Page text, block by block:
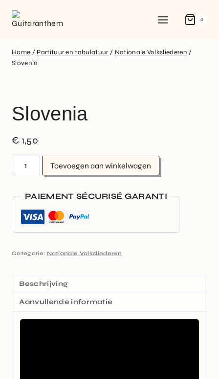
0
Home / Partituur en tabulatuur / Nationale Volksliederen /
Slovenia
Slovenia
€ 1,50
Toevoegen aan winkelwagen
PAIEMENT SÉCURISÉ GARANTI
Categorie: Nationale Volksliederen
Beschrijving
Aanvullende informatie